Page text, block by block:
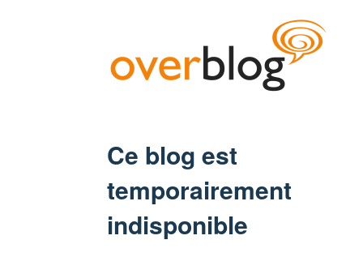
Ce blog est
temporairement
indisponible